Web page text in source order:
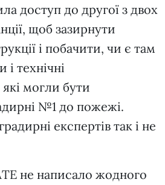
доступ до другої з двох
щоб зазирнути
і побачити, чи є там
і технічні
могли бути
№1 до пожежі.
експертів так і не
не написало жодного